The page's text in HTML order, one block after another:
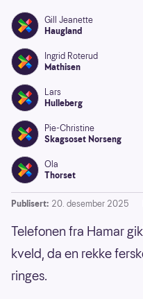
Gill Jeanette
Haugland
Ingrid Roterud
Mathisen
Lars
Hulleberg
Pie-Christine
Skagsoset Norseng
Ola
Thorset
Publisert: 20. desember 2025
Telefonen fra Hamar
kveld, da en rekke
ringes.